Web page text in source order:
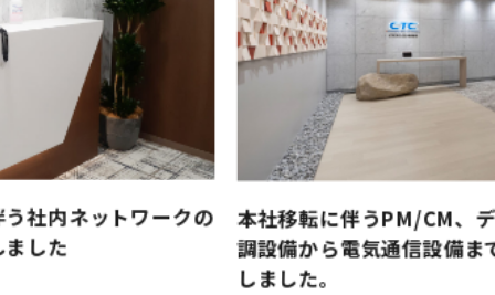
本社移転に伴うPM/CM、デザイン、内装、空
調設備から電気通信設備まで総合的に担当いた
苫
ワ